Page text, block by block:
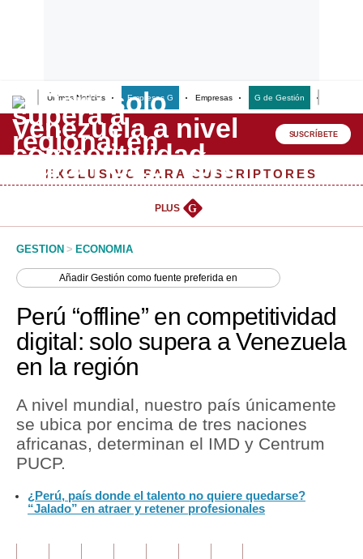
Últimas Noticias Empresas G Empresas G de Gestión
Lo último
Peru Quiosco
Management & Empleo
Perú
Política
Finanzas Personales
Inmobiliarias
Plus G
SUSCRÍBETE
EXCLUSIVO PARA SUSCRIPTORES
PLUS G
GESTION > ECONOMIA
AñadirGestión como fuente preferida en
Perú “offline” en competitividad
digital: solo supera a Venezuela
en la región
A nivel mundial, nuestro país únicamente
se ubica por encima de tres naciones
africanas, determinan el IMD y Centrum
PUCP.
¿Perú, país donde el talento no quiere quedarse?
“Jalado” en atraer y retener profesionales